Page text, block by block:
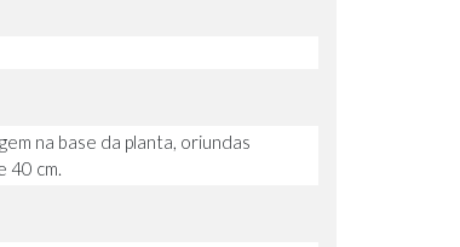
na base da planta, oriundas
40 cm.